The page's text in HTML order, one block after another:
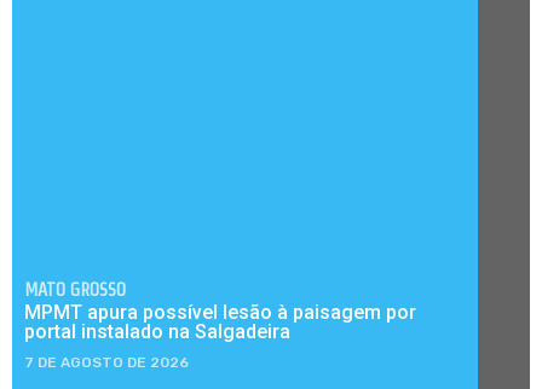
MATO GROSSO
MPMT apura possível lesão à paisagem por
portal instalado na Salgadeira
7 DE AGOSTO DE 2026